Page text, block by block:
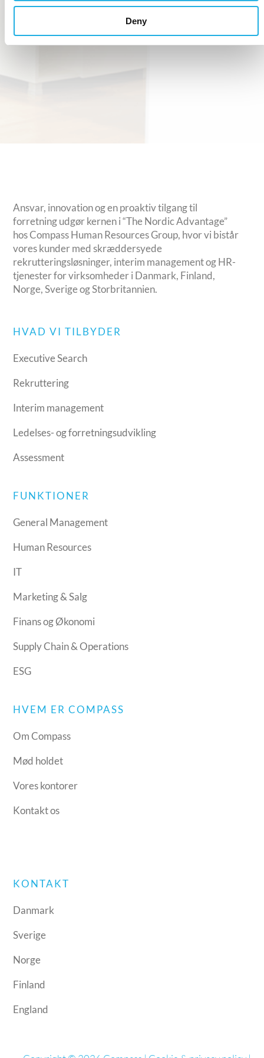
Deny
Ansvar, innovation og en proaktiv tilgang til
forretning udgør kernen i “The Nordic Advantage”
hos Compass Human Resources Group, hvor vi bistår
vores kunder med skræddersyede
rekrutteringsløsninger, interim management og HR-
tjenester for virksomheder i Danmark, Finland,
Norge, Sverige og Storbritannien.
HVAD VI TILBYDER
Executive Search
Rekruttering
Interim management
Ledelses- og forretningsudvikling
Assessment
FUNKTIONER
General Management
Human Resources
IT
Marketing & Salg
Finans og Økonomi
Supply Chain & Operations
ESG
HVEM ER COMPASS
Om Compass
Mød holdet
Vores kontorer
Kontakt os
KONTAKT
Danmark
Sverige
Norge
Finland
England